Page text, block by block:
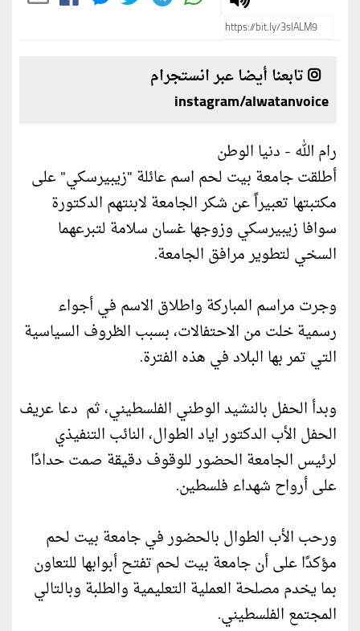
تابعنا أيضا عبر انستجرام
instagram/alwatanvoice
رام الله - دنيا الوطن
أطلقت جامعة بيت لحم اسم عائلة "زيبيرسكي" على
مكتبتها تعبيراً عن شكر الجامعة لابنتهم الدكتورة
سوافا زيبيرسكي وزوجها غسان سلامة لتبرعهما
السخي لتطوير مرافق الجامعة.
وجرت مراسم المباركة واطلاق الاسم في أجواء
رسمية خلت من الاحتفالات، بسبب الظروف السياسية
التي تمر بها البلاد في هذه الفترة.
وبدأ الحفل بالنشيد الوطني الفلسطيني، ثم دعا عريف
الحفل الأب الدكتور اياد الطوال، النائب التنفيذي
لرئيس الجامعة الحضور للوقوف دقيقة صمت حدادًا
على أرواح شهداء فلسطين.
ورحب الأب الطوال بالحضور في جامعة بيت لحم
مؤكدًا على أن جامعة بيت لحم تفتح أبوابها للتعاون
بما يخدم مصلحة العملية التعليمية والطلبة وبالتالي
المجتمع الفلسطيني.